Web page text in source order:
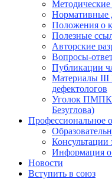
Нормативные
Положения о
Полезные
Авторские
Вопросы-
Публикации
Материалы III
дефектологов
Уголок ПМПК
Безуглова)
Профессиональное
Консультации
Информация о
Новости
Вступить в союз